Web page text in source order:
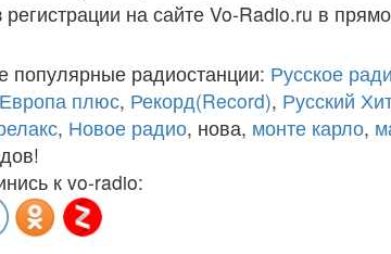
регистрации на сайте Vo-Radio.ru в
популярные радиостанции: Русское
Европа плюс, Рекорд(Record), Русский
, Новое радио, нова, монте карло,
к vo-radio: